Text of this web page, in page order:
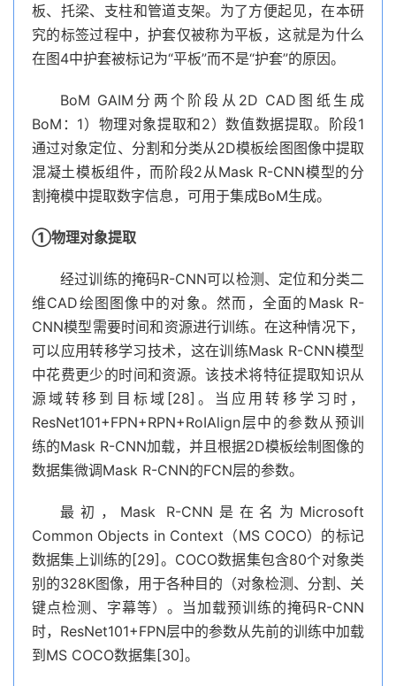
板、托梁、支柱和管道支架。为了方便起见，在本研
究的标签过程中，护套仅被称为平板，这就是为什么
在图4中护套被标记为“平板”而不是“护套”的原因。
BoM GAIM分两个阶段从2D CAD图纸生成
BoM：1）物理对象提取和2）数值数据提取。阶段1
通过对象定位、分割和分类从2D模板绘图图像中提取
混凝土模板组件，而阶段2从Mask R-CNN模型的分
割掩模中提取数字信息，可用于集成BoM生成。
①物理对象提取
经过训练的掩码R-CNN可以检测、定位和分类二
维CAD绘图图像中的对象。然而，全面的Mask R-
CNN模型需要时间和资源进行训练。在这种情况下，
可以应用转移学习技术，这在训练Mask R-CNN模型
中花费更少的时间和资源。该技术将特征提取知识从
源域转移到目标域[28]。当应用转移学习时，
ResNet101+FPN+RPN+RoIAlign层中的参数从预训
练的Mask R-CNN加载，并且根据2D模板绘制图像的
数据集微调Mask R-CNN的FCN层的参数。
最初，Mask R-CNN是在名为Microsoft
Common Objects in Context（MS COCO）的标记
数据集上训练的[29]。COCO数据集包含80个对象类
别的328K图像，用于各种目的（对象检测、分割、关
键点检测、字幕等）。当加载预训练的掩码R-CNN
时，ResNet101+FPN层中的参数从先前的训练中加载
到MS COCO数据集[30]。